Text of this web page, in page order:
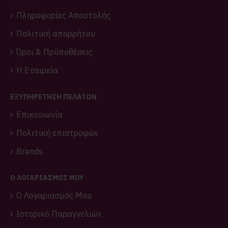
Πληροφορίες Αποστολής
Πολιτική απορρήτου
Όροι & Πρϋποθέσεις
Η Εταιρεία
ΕΞΥΠΗΡΕΤΗΣΗ ΠΕΛΑΤΩΝ
Επικοινωνία
Πολιτική επιστροφών
Brands
O ΛΟΓΑΡΙΑΣΜΌΣ ΜΟΥ
O Λογαριασμός Μου
Ιστορικό Παραγγελιών